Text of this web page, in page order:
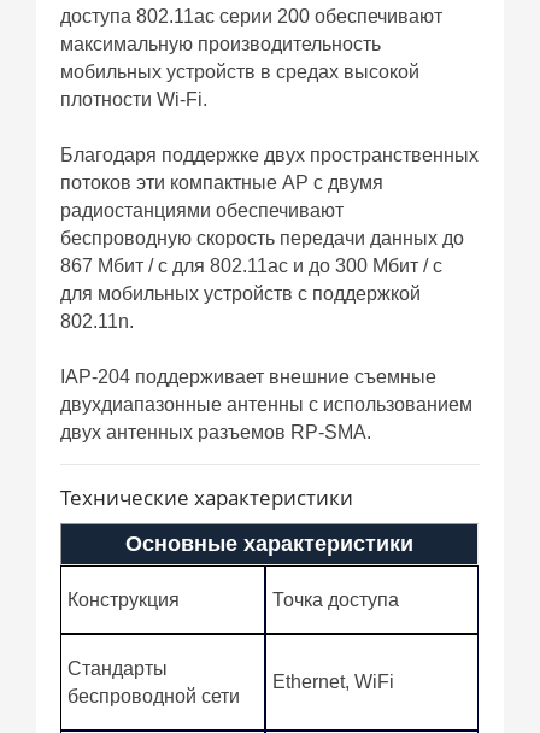
доступа 802.11ac серии 200 обеспечивают
максимальную производительность
мобильных устройств в средах высокой
плотности Wi-Fi.
Благодаря поддержке двух пространственных
потоков эти компактные AP с двумя
радиостанциями обеспечивают
беспроводную скорость передачи данных до
867 Мбит / с для 802.11ac и до 300 Мбит / с
для мобильных устройств с поддержкой
802.11n.
IAP-204 поддерживает внешние съемные
двухдиапазонные антенны с использованием
двух антенных разъемов RP-SMA.
Технические характеристики
Основные характеристики
Конструкция Точка доступа
Стандарты
беспроводной сети
Ethernet, WiFi